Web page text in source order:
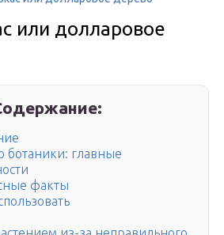
или долларовое
ботаники: главные
факты